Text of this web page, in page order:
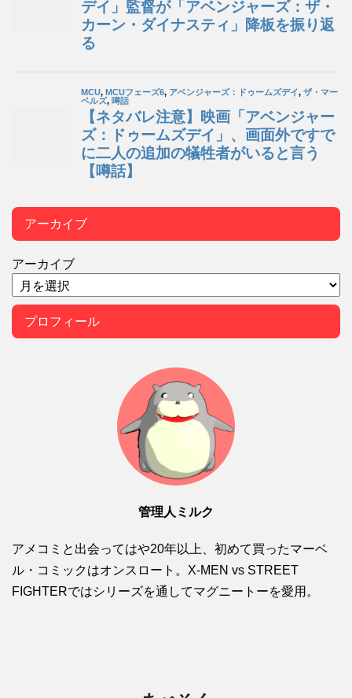
アーカイブ
アーカイブ
プロフィール
管理人ミルク
アメコミと出会ってはや20年以上、初めて買ったマーベ
ル・コミックはオンスロート。X-MEN vs STREET
FIGHTERではシリーズを通してマグニートーを愛用。